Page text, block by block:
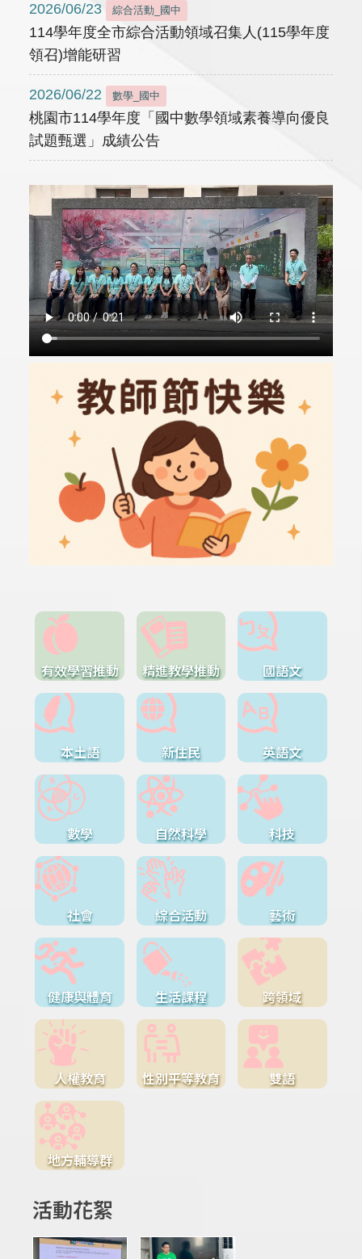
2026/06/23 綜合活動_國中
114學年度全市綜合活動領域召集人(115學年度
領召)增能研習
2026/06/22 數學_國中
桃園市114學年度「國中數學領域素養導向優良
試題甄選」成績公告
有效學習推動 精進教學推動 國語文
本土語 新住民 英語文
數學 自然科學 科技
社會 綜合活動 藝術
健康與體育 生活課程 跨領域
人權教育 性別平等教育 雙語
地方輔導群
活動花絮